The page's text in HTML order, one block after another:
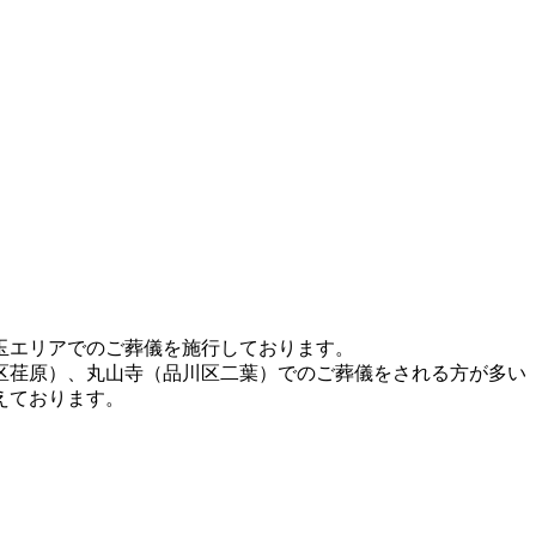
リアでのご葬儀を施行しております。
原）、丸山寺（品川区二葉）でのご葬儀をされる方が多い
おります。